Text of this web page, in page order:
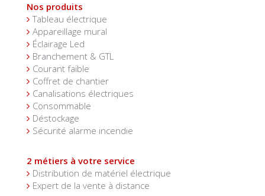
Nos produits
Tableau électrique
Appareillage mural
Éclairage Led
Branchement & GTL
Courant faible
Coffret de chantier
Canalisations électriques
Consommable
Déstockage
Sécurité alarme incendie
2 métiers à votre service
Distribution de matériel électrique
Expert de la vente à distance